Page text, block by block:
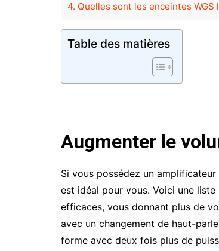
4. Quelles sont les enceintes WGS
Table des matières
Augmenter le
Si vous possédez un
est idéal pour vous. Voici une
efficaces, vous donnant plus de
avec un changement de haut-
forme avec deux fois plus de